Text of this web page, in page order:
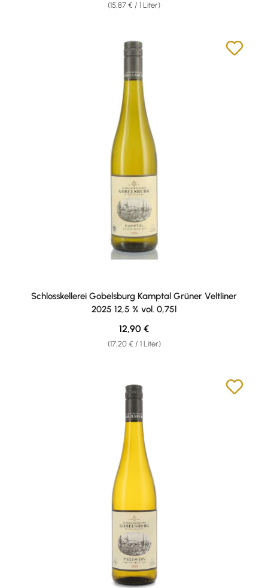
(15,87 € / 1 Liter)
Schlosskellerei Gobelsburg Kamptal Grüner Veltliner
2025 12,5 % vol. 0,75l
(17,20 € / 1 Liter)
Regulärer Preis:
12,90 €